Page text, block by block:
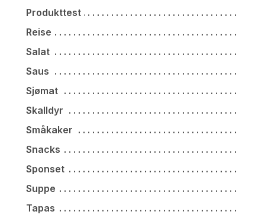
Produkttest
Reise
Salat
Saus
Sjømat
Skalldyr
Småkaker
Snacks
Sponset
Suppe
Tapas